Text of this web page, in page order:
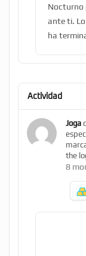
Nocturno
ante ti.
ha
Actividad
Joga
the
8